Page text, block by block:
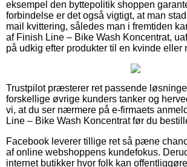
eksempel den byttepolitik shoppen
forbindelse er det også vigtigt, at man
mail kvittering, således man i fremtiden
af Finish Line – Bike Wash Koncentrat,
på udkig efter produkter til en kvinde eller
Trustpilot præsterer ret passende
forskellige øvrige kunders tanker og
vi, at du ser nærmere på e-firmaets
Line – Bike Wash Koncentrat før du
Facebook leverer tillige ret så pæne
af online webshoppens kundefokus.
internet butikker hvor folk kan